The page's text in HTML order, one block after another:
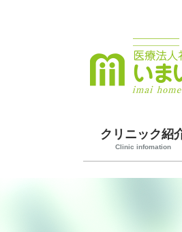
クリニック紹
Clinic infomation